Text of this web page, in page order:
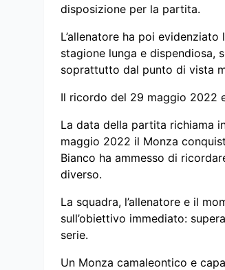
disposizione per la partita.
L’allenatore ha poi
stagione lunga e dispendiosa,
soprattutto dal punto di vista
Il ricordo del 29 maggio 2022
La data della partita richiama
maggio 2022 il Monza
Bianco ha ammesso di
diverso.
La squadra, l’allenatore e il
sull’obiettivo immediato:
serie.
Un Monza camaleontico e